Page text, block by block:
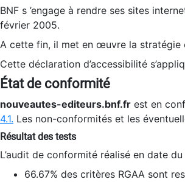
BNF s ’engage à rendre ses sites
février 2005.
A cette fin, il met en œuvre la stratégie
Cette déclaration d’accessibilité
État de conformité
nouveautes-editeurs.bnf.fr est en
4.1. Les non-conformités et les
Résultat des tests
L’audit de conformité réalisé en date
66.67% des critères RGAA sont